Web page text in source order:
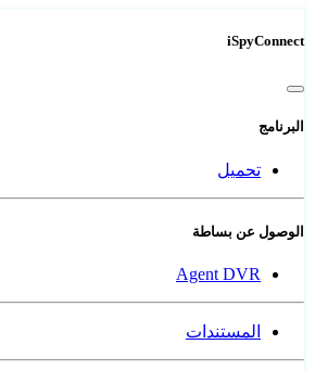
iSpyConnect
البرنامج
تحميل
الوصول عن بساطة
Agent DVR
المستندات